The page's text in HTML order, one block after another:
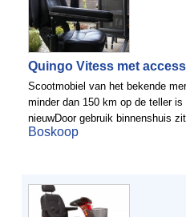
Quingo Vitess met
Scootmobiel van het bekende
minder dan 150 km op de teller
nieuwDoor gebruik binnenshuis
armleuningen en een klein stukje
Boskoop